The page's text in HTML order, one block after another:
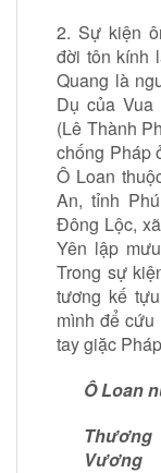
2. Sự kiện
đời tôn kính
Quang là
Dụ của Vua
(Lê Thành
chống Pháp
Ô Loan
An, tỉnh
Đông Lộc,
Yên lập
Trong sự
tương kế
mình để
tay giặc
Ô Loan
Vương